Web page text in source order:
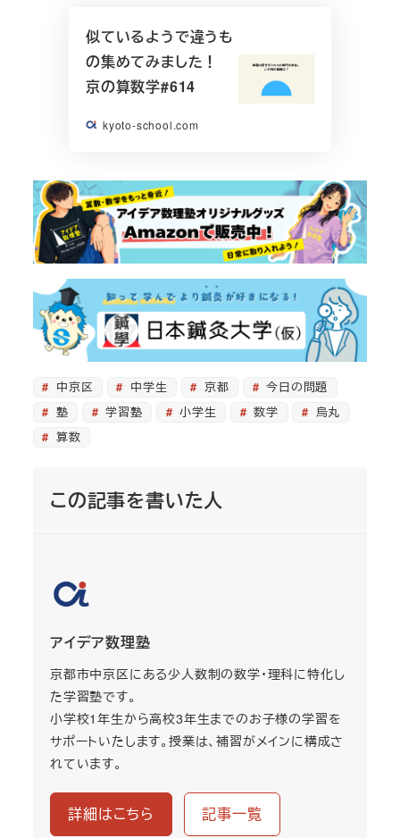
似ているようで違うも
の集めてみました！
京の算数学#614
kyoto-school.com
中京区 中学生 京都
今日の問題
塾
学習塾 小学生 数学
烏丸
算数
この記事を書いた人
アイデア数理塾
京都市中京区にある少人数制の数学・理科に特化し
た学習塾です。
小学校1年生から高校3年生までのお子様の学習を
サポートいたします。授業は、補習がメインに構成さ
れています。
詳細はこちら 記事一覧